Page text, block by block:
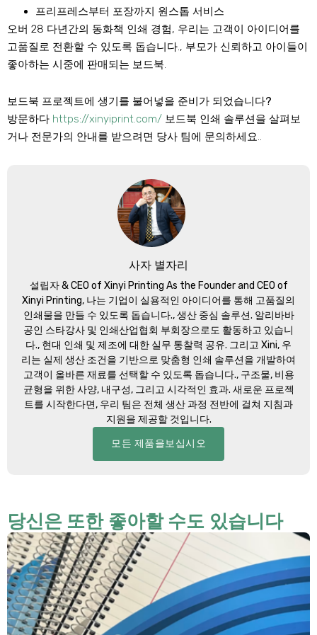
프리프레스부터 포장까지 원스톱 서비스
오버 28 다년간의 동화책 인쇄 경험, 우리는 고객이 아이디어를
고품질로 전환할 수 있도록 돕습니다., 부모가 신뢰하고 아이들이
좋아하는 시중에 판매되는 보드북.
보드북 프로젝트에 생기를 불어넣을 준비가 되었습니다?
방문하다 https://xinyiprint.com/ 보드북 인쇄 솔루션을 살펴보
거나 전문가의 안내를 받으려면 당사 팀에 문의하세요..
사자 별자리
설립자 &CEO of Xinyi Printing As the Founder and CEO of
Xinyi Printing, 나는 기업이 실용적인 아이디어를 통해 고품질의
인쇄물을 만들 수 있도록 돕습니다., 생산 중심 솔루션. 알리바바
공인 스타강사 및 인쇄산업협회 부회장으로도 활동하고 있습니
다., 현대 인쇄 및 제조에 대한 실무 통찰력 공유. 그리고 Xini, 우
리는 실제 생산 조건을 기반으로 맞춤형 인쇄 솔루션을 개발하여
고객이 올바른 재료를 선택할 수 있도록 돕습니다., 구조물, 비용
균형을 위한 사양, 내구성, 그리고 시각적인 효과. 새로운 프로젝
트를 시작한다면, 우리 팀은 전체 생산 과정 전반에 걸쳐 지침과
지원을 제공할 것입니다.
모든 제품을보십시오
당신은 또한 좋아할 수도 있습니다